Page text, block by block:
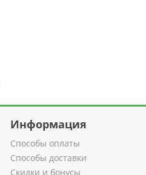
Информация
Способы оплаты
Способы доставки
Скидки и бонусы